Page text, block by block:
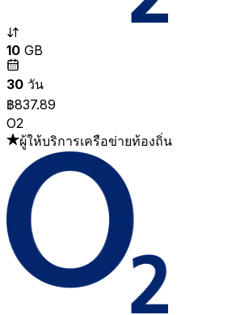
10 GB
30 วัน
฿837.89
O2
ผู้ให้บริการเครือข่ายท้องถิ่น